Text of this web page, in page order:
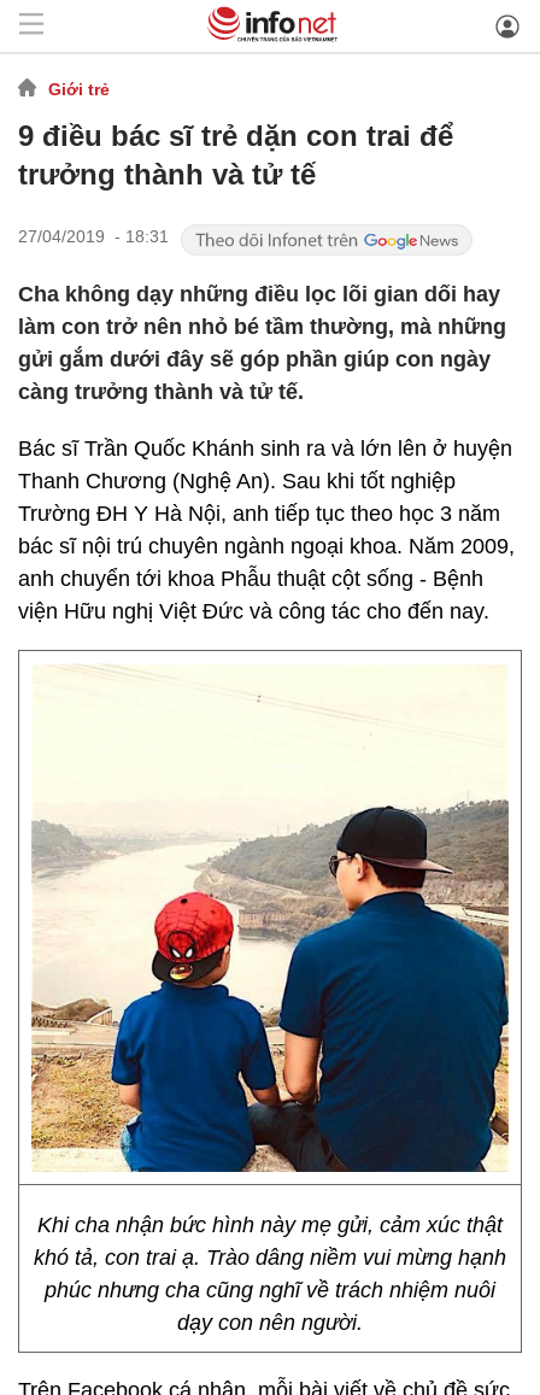
Giới trẻ
9 điều bác sĩ trẻ dặn con trai để
trưởng thành và tử tế
27/04/2019 - 18:31
Cha không dạy những điều lọc lõi gian dối hay
làm con trở nên nhỏ bé tầm thường, mà những
gửi gắm dưới đây sẽ góp phần giúp con ngày
càng trưởng thành và tử tế.
Bác sĩ Trần Quốc Khánh sinh ra và lớn lên ở huyện
Thanh Chương (Nghệ An). Sau khi tốt nghiệp
Trường ĐH Y Hà Nội, anh tiếp tục theo học 3 năm
bác sĩ nội trú chuyên ngành ngoại khoa. Năm 2009,
anh chuyển tới khoa Phẫu thuật cột sống - Bệnh
viện Hữu nghị Việt Đức và công tác cho đến nay.
Khi cha nhận bức hình này mẹ gửi, cảm xúc thật
khó tả, con trai ạ. Trào dâng niềm vui mừng hạnh
phúc nhưng cha cũng nghĩ về trách nhiệm nuôi
dạy con nên người.
Trên Facebook cá nhân, mỗi bài viết về chủ đề sức